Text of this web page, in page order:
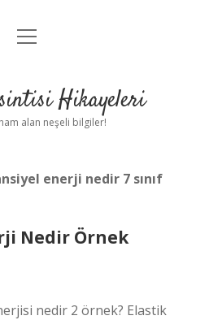
Anasayfa
Uyarı
menüyü
Hikayeleri
alan neşeli bilgiler!
enerji nedir 7 sınıf
Nedir Örnek
nedir 2 örnek? Elastik